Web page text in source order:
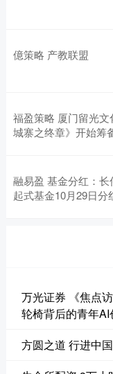
億策略 产教联盟
福盈策略 厦门留光
城寨之终章》开始筹
融易盈 基金分红：
起式基金10月29日分
万光证券 《焦点
轮椅背后的青年
方圆之道 行进中